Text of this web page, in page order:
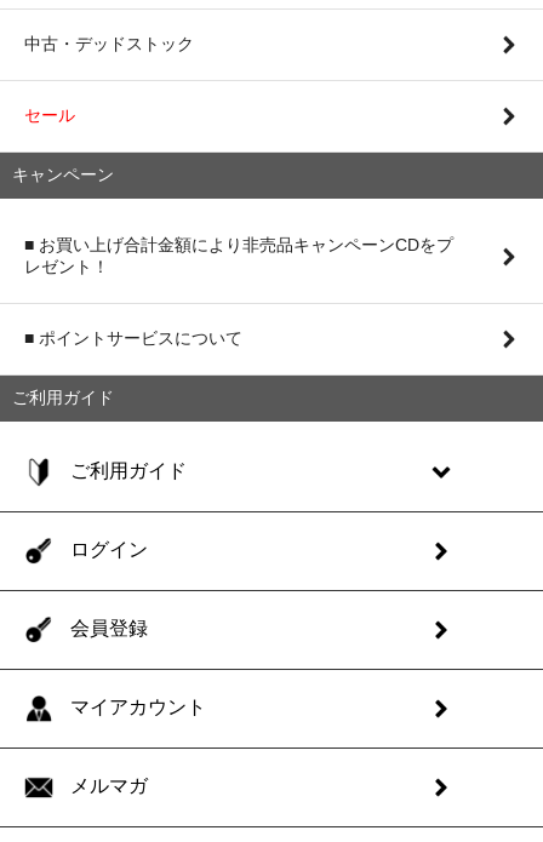
中古・デッドストック
セール
キャンペーン
■ お買い上げ合計金額により非売品キャンペーンCDをプ
レゼント！
■ ポイントサービスについて
ご利用ガイド
ご利用ガイド
ログイン
会員登録
マイアカウント
メルマガ